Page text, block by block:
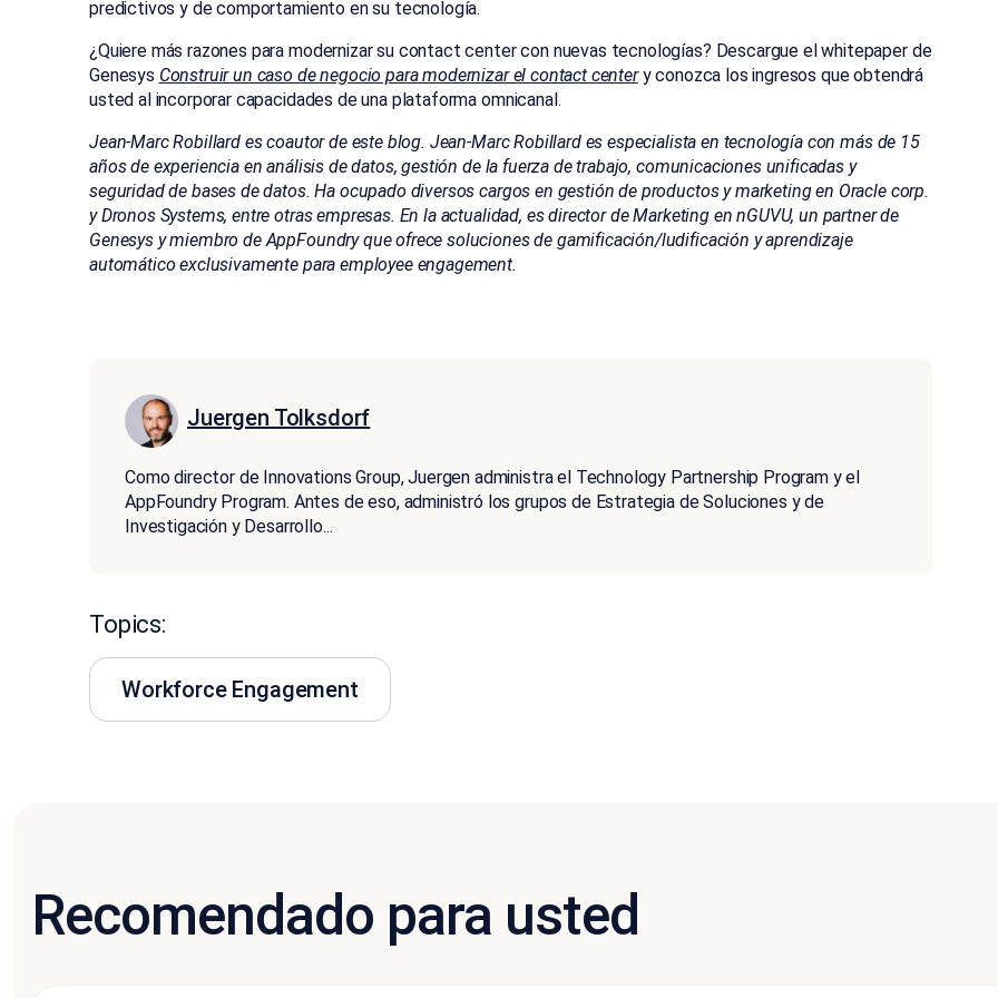
predictivos y de comportamiento en su tecnología.
¿Quiere más razones para modernizar su contact center con nuevas tecnologías? Descargue el whitepaper de
Genesys Construir un caso de negocio para modernizar el contact centery conozca los ingresos que obtendrá
usted al incorporar capacidades de una plataforma omnicanal.
Jean-Marc Robillard es coautor de este blog. Jean-Marc Robillard es especialista en tecnología con más de 15
años de experiencia en análisis de datos, gestión de la fuerza de trabajo, comunicaciones unificadas y
seguridad de bases de datos. Ha ocupado diversos cargos en gestión de productos y marketing en Oracle corp.
y Dronos Systems, entre otras empresas. En la actualidad, es director de Marketing en nGUVU, un partner de
Genesys y miembro de AppFoundry que ofrece soluciones de gamificación/ludificación y aprendizaje
automático exclusivamente para employee engagement.
Juergen Tolksdorf
Como director de Innovations Group, Juergen administra el Technology Partnership Program y el
AppFoundry Program. Antes de eso, administró los grupos de Estrategia de Soluciones y de
Investigación y Desarrollo...
Topics:
Workforce Engagement
Recomendado para usted